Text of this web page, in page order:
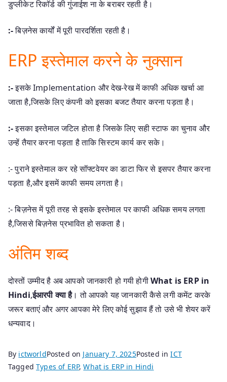
डुप्लीकेट रिकॉर्ड की गुंजाईश ना के बराबर रहती है।
:-बिज़नेस कार्यों में पूरी पारदर्शिता रहती है।
ERP इस्तेमाल करने के नुक्सान
:-इसके Implementation और देख-रेख में काफी अधिक खर्चा आ
जाता है,जिसके लिए कंपनी को इसका बजट तैयार करना पड़ता है।
:-इसका इस्तेमाल जटिल होता है जिसके लिए सही स्टाफ का चुनाव और
उन्हें तैयार करना पड़ता है ताकि सिस्टम कार्य कर सके।
:- पुराने इस्तेमाल कर रहे सॉफ्टवेयर का डाटा फिर से इसपर तैयार करना
पड़ता है,और इसमें काफी समय लगता है।
:- बिज़नेस में पूरी तरह से इसके इस्तेमाल पर काफी अधिक समय लगता
है,जिससे बिज़नेस प्रभावित हो सकता है।
अंतिम शब्द
दोस्तों उम्मीद है अब आपको जानकारी हो गयी होगीWhat is ERP in
Hindi,ईआरपी क्या है। तो आपको यह जानकारी कैसे लगी कमेंट करके
जरूर बताएं और अगर आपका मेरे लिए कोई सुझाव हैं तो उसे भी शेयर करें
धन्यवाद।
By ictworldPosted on January 7, 2025Posted inICT
TaggedTypes of ERP,What is ERP in Hindi